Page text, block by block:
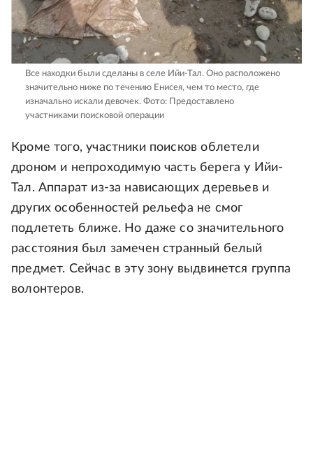
Все находки были сделаны в селе Ийи-Тал. Оно расположено
значительно ниже по течению Енисея, чем то место, где
изначально искали девочек. Фото: Предоставлено
участниками поисковой операции
Кроме того, участники поисков облетели
дроном и непроходимую часть берега у Ийи-
Тал. Аппарат из-за нависающих деревьев и
других особенностей рельефа не смог
подлететь ближе. Но даже со значительного
расстояния был замечен странный белый
предмет. Сейчас в эту зону выдвинется группа
волонтеров.